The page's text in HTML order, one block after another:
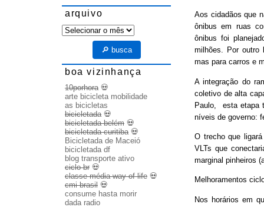
Aos cidadãos que
ônibus em ruas
ônibus foi
milhões. Por outro
mas para carros e
A integração do
coletivo de alta
Paulo, esta etapa
níveis de governo:
O trecho que
VLTs que
marginal pinheiros
Melhoramentos
Nos horários em
arquivo
arquivo
🔎 busca
boa vizinhança
10porhora💀
arte bicicleta mobilidade
as bicicletas
bicicletada💀
bicicletada belém 💀
bicicletada curitiba💀
Bicicletada de Maceió
bicicletada df
blog transporte ativo
ciclo br 💀
classe média way of life 💀
cmi brasil 💀
consume hasta morir
dada radio